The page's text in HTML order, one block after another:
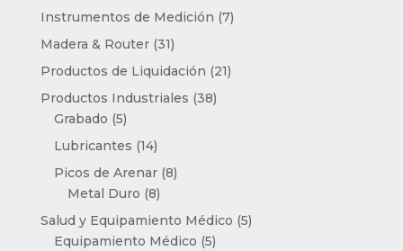
Instrumentos de Medición 77
Madera & Router 3131
productos
Productos de Liquidación 2121
Productos Industriales 3838
Grabado 55
productos
Lubricantes 1414
productos
Picos de Arenar 88
Metal Duro 88
productos
Salud y Equipamiento Médico 55
Equipamiento Médico 55